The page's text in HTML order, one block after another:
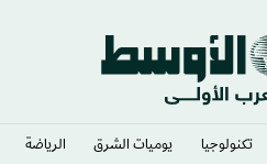
تكنولوجيا يوميات الشرق​ الرياضة